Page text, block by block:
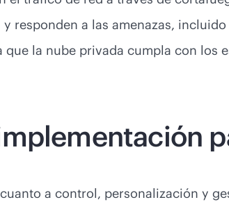
responden a las amenazas,
la nube privada cumpla con los
a control, personalización y